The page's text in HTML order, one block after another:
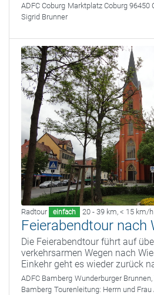
ADFC Coburg Marktplatz Coburg 96450
Sigrid Brunner
Radtour einfach 20 - 39 km, < 15 km/h
Feierabendtour nach
Die Feierabendtour führt auf
verkehrsarmen Wegen nach
Einkehr geht es wieder zurück
ADFC Bamberg Wunderburger
Bamberg Tourenleitung: Herrn und